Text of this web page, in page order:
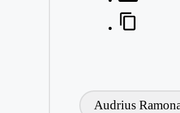
Tags:Audrius